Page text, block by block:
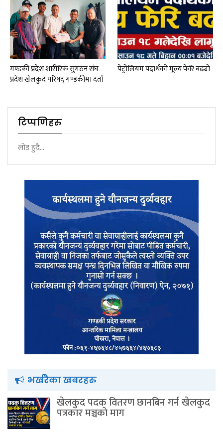
गण्डकी प्रदेश शारीरिक सुगठन संघ
प्रदेश खेलकुद परिषद् गण्डकीमा दर्ता
पेट्रोलियम पदार्थको मूल्य फेरि बढ्यो
टिप्पणिहरु
लोड हुदै...
भर्खरैका खबरहरु
खेलकुद पदक वितरण छानबिन गर्न खेलकुद
पत्रकार मञ्चकाे माग